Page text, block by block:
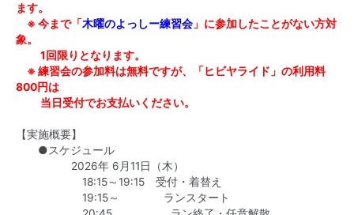
ます。
※ 今まで「木曜のよっしー練習会 」に参加したことがない方対
象。
1回限りとなります。
※ 練習会の参加料は無料ですが、「ヒビヤライド」の利用料
800円は
当日受付でお支払いください。
【実施概要】
●スケジュール
2026年 6月11日（木）
18:15～19:15 受付・着替え
19:15～ ランスタート